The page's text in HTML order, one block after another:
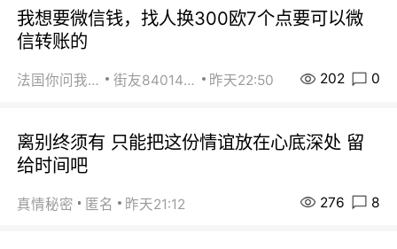
我想要微信钱，找人换300欧7个点要可以微
信转账的
法国你问我答 街友84014588 昨天22:50 202 0
离别终须有 只能把这份情谊放在心底深处 留
给时间吧
真情秘密 匿名 昨天21:12 276 8